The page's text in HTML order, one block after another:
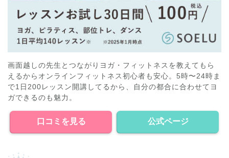
画面越しの先生とつながりヨガ・フィットネスを教えてもら
えるからオンラインフィットネス初心者も安心。5時〜24時ま
で1日200レッスン開講してるから、自分の都合に合わせてヨ
ガできるのも魅力。
口コミを見る 公式ページ